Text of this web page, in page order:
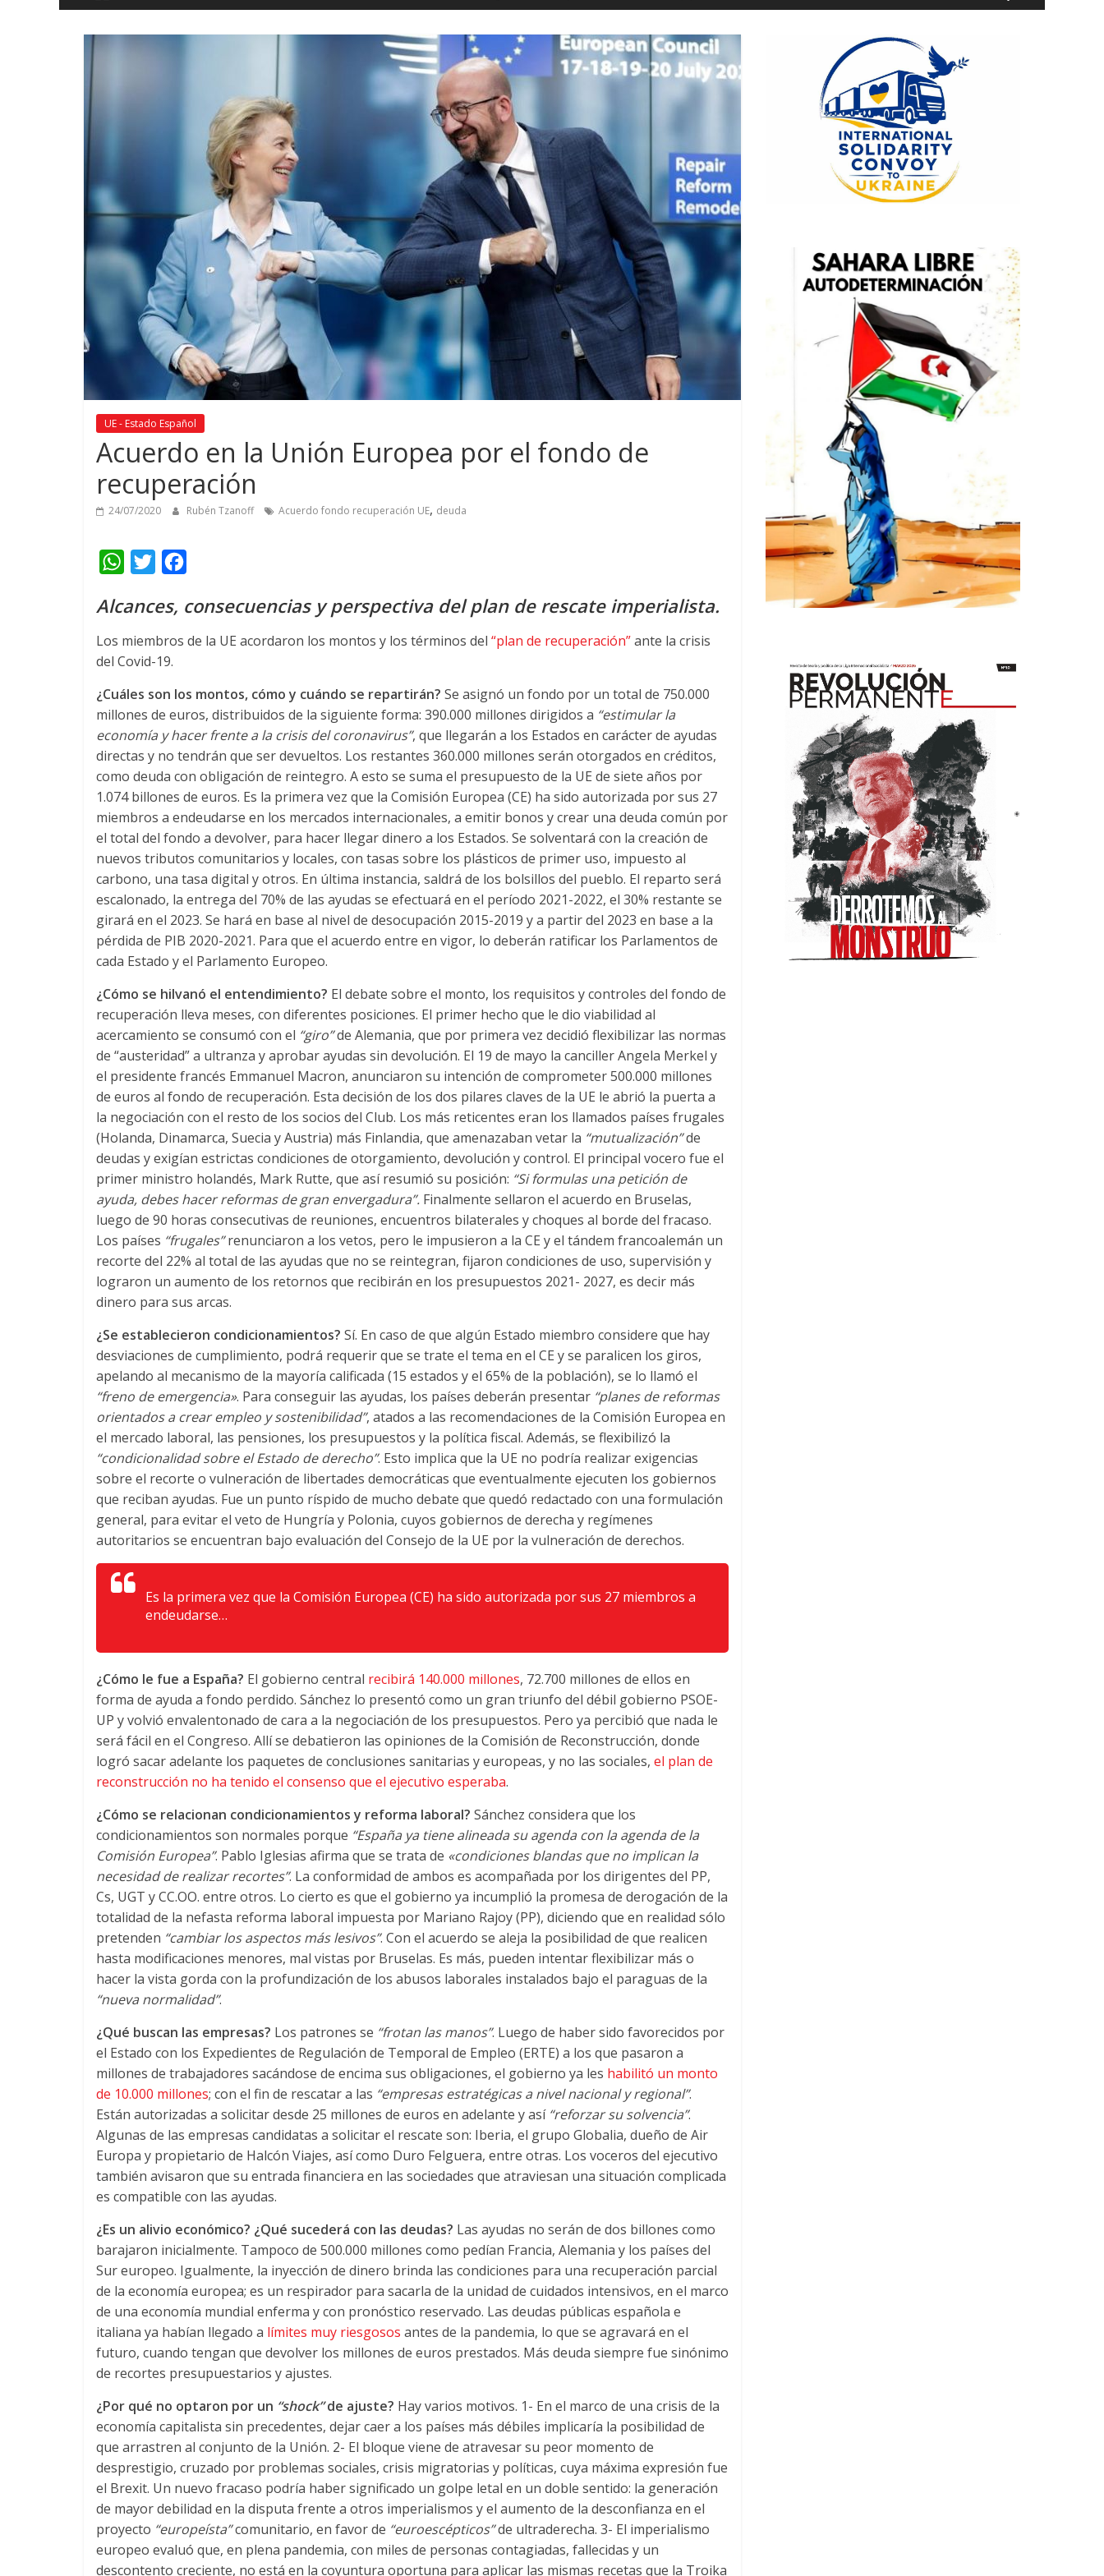
Libertad
UE - Estado Español
Acuerdo en la Unión Europea por el fondo de
recuperación
24/07/2020 Rubén Tzanoff Acuerdo fondo recuperación UE, deuda
W
a
t
s
A
p
p
i
t
t
r
c
e
o
k
Alcances, consecuencias y perspectiva del plan de rescate imperialista.
Los miembros de la UE acordaron los montos y los términos del “plan de recuperación”ante la crisis
del Covid-19.
¿Cuáles son los montos, cómo y cuándo se repartirán? Se asignó un fondo por un total de 750.000
millones de euros, distribuidos de la siguiente forma: 390.000 millones dirigidos a “estimular la
economía y hacer frente a la crisis del coronavirus”, que llegarán a los Estados en carácter de ayudas
directas y no tendrán que ser devueltos. Los restantes 360.000 millones serán otorgados en créditos,
como deuda con obligación de reintegro. A esto se suma el presupuesto de la UE de siete años por
1.074 billones de euros. Es la primera vez que la Comisión Europea (CE) ha sido autorizada por sus 27
miembros a endeudarse en los mercados internacionales, a emitir bonos y crear una deuda común por
el total del fondo a devolver, para hacer llegar dinero a los Estados. Se solventará con la creación de
nuevos tributos comunitarios y locales, con tasas sobre los plásticos de primer uso, impuesto al
carbono, una tasa digital y otros. En última instancia, saldrá de los bolsillos del pueblo. El reparto será
escalonado, la entrega del 70% de las ayudas se efectuará en el período 2021-2022, el 30% restante se
girará en el 2023. Se hará en base al nivel de desocupación 2015-2019 y a partir del 2023 en base a la
pérdida de PIB 2020-2021. Para que el acuerdo entre en vigor, lo deberán ratificar los Parlamentos de
cada Estado y el Parlamento Europeo.
¿Cómo se hilvanó el entendimiento? El debate sobre el monto, los requisitos y controles del fondo de
recuperación lleva meses, con diferentes posiciones. El primer hecho que le dio viabilidad al
acercamiento se consumó con el “giro”de Alemania, que por primera vez decidió flexibilizar las normas
de “austeridad” a ultranza y aprobar ayudas sin devolución. El 19 de mayo la canciller Angela Merkel y
el presidente francés Emmanuel Macron, anunciaron su intención de comprometer 500.000 millones
de euros al fondo de recuperación. Esta decisión de los dos pilares claves de la UE le abrió la puerta a
la negociación con el resto de los socios del Club. Los más reticentes eran los llamados países frugales
(Holanda, Dinamarca, Suecia y Austria) más Finlandia, que amenazaban vetar la “mutualización”de
deudas y exigían estrictas condiciones de otorgamiento, devolución y control. El principal vocero fue el
primer ministro holandés, Mark Rutte, que así resumió su posición: “Si formulas una petición de
ayuda, debes hacer reformas de gran envergadura”. Finalmente sellaron el acuerdo en Bruselas,
luego de 90 horas consecutivas de reuniones, encuentros bilaterales y choques al borde del fracaso.
Los países “frugales”renunciaron a los vetos, pero le impusieron a la CE y el tándem francoalemán un
recorte del 22% al total de las ayudas que no se reintegran, fijaron condiciones de uso, supervisión y
lograron un aumento de los retornos que recibirán en los presupuestos 2021- 2027, es decir más
dinero para sus arcas.
¿Se establecieron condicionamientos? Sí. En caso de que algún Estado miembro considere que hay
desviaciones de cumplimiento, podrá requerir que se trate el tema en el CE y se paralicen los giros,
apelando al mecanismo de la mayoría calificada (15 estados y el 65% de la población), se lo llamó el
“freno de emergencia». Para conseguir las ayudas, los países deberán presentar “planes de reformas
orientados a crear empleo y sostenibilidad”, atados a las recomendaciones de la Comisión Europea en
el mercado laboral, las pensiones, los presupuestos y la política fiscal. Además, se flexibilizó la
“condicionalidad sobre el Estado de derecho”. Esto implica que la UE no podría realizar exigencias
sobre el recorte o vulneración de libertades democráticas que eventualmente ejecuten los gobiernos
que reciban ayudas. Fue un punto ríspido de mucho debate que quedó redactado con una formulación
general, para evitar el veto de Hungría y Polonia, cuyos gobiernos de derecha y regímenes
autoritarios se encuentran bajo evaluación del Consejo de la UE por la vulneración de derechos.
Es la primera vez que la Comisión Europea (CE) ha sido autorizada por sus 27 miembros a
endeudarse…
¿Cómo le fue a España? El gobierno central recibirá 140.000 millones, 72.700 millones de ellos en
forma de ayuda a fondo perdido. Sánchez lo presentó como un gran triunfo del débil gobierno PSOE-
UP y volvió envalentonado de cara a la negociación de los presupuestos. Pero ya percibió que nada le
será fácil en el Congreso. Allí se debatieron las opiniones de la Comisión de Reconstrucción, donde
logró sacar adelante los paquetes de conclusiones sanitarias y europeas, y no las sociales, el plan de
reconstrucción no ha tenido el consenso que el ejecutivo esperaba.
¿Cómo se relacionan condicionamientos y reforma laboral? Sánchez considera que los
condicionamientos son normales porque “España ya tiene alineada su agenda con la agenda de la
Comisión Europea”. Pablo Iglesias afirma que se trata de «condiciones blandas que no implican la
necesidad de realizar recortes”. La conformidad de ambos es acompañada por los dirigentes del PP,
Cs, UGT y CC.OO. entre otros. Lo cierto es que el gobierno ya incumplió la promesa de derogación de la
totalidad de la nefasta reforma laboral impuesta por Mariano Rajoy (PP), diciendo que en realidad sólo
pretenden “cambiar los aspectos más lesivos”. Con el acuerdo se aleja la posibilidad de que realicen
hasta modificaciones menores, mal vistas por Bruselas. Es más, pueden intentar flexibilizar más o
hacer la vista gorda con la profundización de los abusos laborales instalados bajo el paraguas de la
“nueva normalidad”.
¿Qué buscan las empresas? Los patrones se “frotan las manos”. Luego de haber sido favorecidos por
el Estado con los Expedientes de Regulación de Temporal de Empleo (ERTE) a los que pasaron a
millones de trabajadores sacándose de encima sus obligaciones, el gobierno ya les habilitó un monto
de 10.000 millones; con el fin de rescatar a las “empresas estratégicas a nivel nacional y regional”.
Están autorizadas a solicitar desde 25 millones de euros en adelante y así “reforzar su solvencia”.
Algunas de las empresas candidatas a solicitar el rescate son: Iberia, el grupo Globalia, dueño de Air
Europa y propietario de Halcón Viajes, así como Duro Felguera, entre otras. Los voceros del ejecutivo
también avisaron que su entrada financiera en las sociedades que atraviesan una situación complicada
es compatible con las ayudas.
¿Es un alivio económico? ¿Qué sucederá con las deudas? Las ayudas no serán de dos billones como
barajaron inicialmente. Tampoco de 500.000 millones como pedían Francia, Alemania y los países del
Sur europeo. Igualmente, la inyección de dinero brinda las condiciones para una recuperación parcial
de la economía europea; es un respirador para sacarla de la unidad de cuidados intensivos, en el marco
de una economía mundial enferma y con pronóstico reservado. Las deudas públicas española e
italiana ya habían llegado a límites muy riesgosos antes de la pandemia, lo que se agravará en el
futuro, cuando tengan que devolver los millones de euros prestados. Más deuda siempre fue sinónimo
de recortes presupuestarios y ajustes.
¿Por qué no optaron por un “shock”de ajuste? Hay varios motivos. 1- En el marco de una crisis de la
economía capitalista sin precedentes, dejar caer a los países más débiles implicaría la posibilidad de
que arrastren al conjunto de la Unión. 2- El bloque viene de atravesar su peor momento de
desprestigio, cruzado por problemas sociales, crisis migratorias y políticas, cuya máxima expresión fue
el Brexit. Un nuevo fracaso podría haber significado un golpe letal en un doble sentido: la generación
de mayor debilidad en la disputa frente a otros imperialismos y el aumento de la desconfianza en el
proyecto “europeísta”comunitario, en favor de “euroescépticos”de ultraderecha. 3- El imperialismo
europeo evaluó que, en plena pandemia, con miles de personas contagiadas, fallecidas y un
descontento creciente, no está en la coyuntura oportuna para aplicar las mismas recetas que la Troika